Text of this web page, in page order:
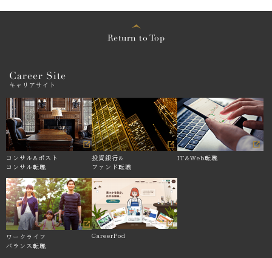
Return to Top
Career Site
キャリアサイト
コンサル& ポスト
コンサル転職
投資銀行&
ファンド転職
IT&Web転職
ワークライフ
バランス転職
CareerPod